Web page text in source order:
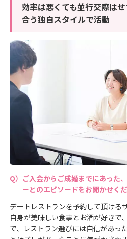
効率は悪くても並行交際は
合う独自スタイルで活動
ご入会からご成婚までにあった
ーとのエピソードをお聞かせくだ
デートレストランを予約して頂ける
自身が美味しい食事とお酒が好きで
で、レストラン選びには自信があっ